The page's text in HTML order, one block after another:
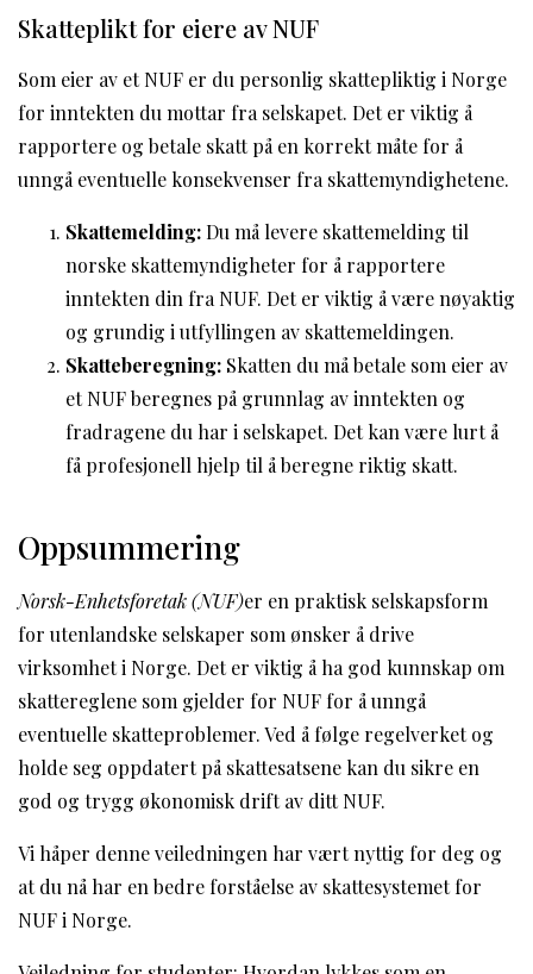
Skatteplikt for eiere av NUF
Som eier av et NUF er du personlig skattepliktig i Norge
for inntekten du mottar fra selskapet. Det er viktig å
rapportere og betale skatt på en korrekt måte for å
unngå eventuelle konsekvenser fra skattemyndighetene.
Skattemelding:Du må levere skattemelding til
norske skattemyndigheter for å rapportere
inntekten din fra NUF. Det er viktig å være nøyaktig
og grundig i utfyllingen av skattemeldingen.
Skatteberegning: Skatten du må betale som eier av
et NUF beregnes på grunnlag av inntekten og
fradragene du har i selskapet. Det kan være lurt å
få profesjonell hjelp til å beregne riktig skatt.
Oppsummering
Norsk-Enhetsforetak (NUF)er en praktisk selskapsform
for utenlandske selskaper som ønsker å drive
virksomhet i Norge. Det er viktig å ha god kunnskap om
skattereglene som gjelder for NUF for å unngå
eventuelle skatteproblemer. Ved å følge regelverket og
holde seg oppdatert på skattesatsene kan du sikre en
god og trygg økonomisk drift av ditt NUF.
Vi håper denne veiledningen har vært nyttig for deg og
at du nå har en bedre forståelse av skattesystemet for
NUF i Norge.